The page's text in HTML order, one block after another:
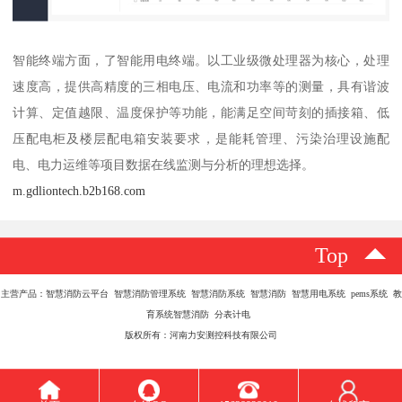
智能终端方面，了智能用电终端。以工业级微处理器为核心，处理
速度高，提供高精度的三相电压、电流和功率等的测量，具有谐波
计算、定值越限、温度保护等功能，能满足空间苛刻的插接箱、低
压配电柜及楼层配电箱安装要求，是能耗管理、污染治理设施配
电、电力运维等项目数据在线监测与分析的理想选择。
m.gdliontech.b2b168.com
Top
主营产品：智慧消防云平台 智慧消防管理系统 智慧消防系统 智慧消防 智慧用电系统 pems系统 教
育系统智慧消防 分表计电
版权所有：河南力安测控科技有限公司